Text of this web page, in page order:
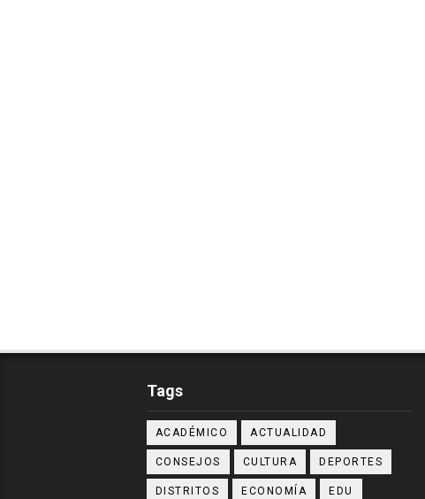
Tags
ACADÉMICO ACTUALIDAD
CONSEJOS CULTURA DEPORTES
DISTRITOS ECONOMÍA EDU